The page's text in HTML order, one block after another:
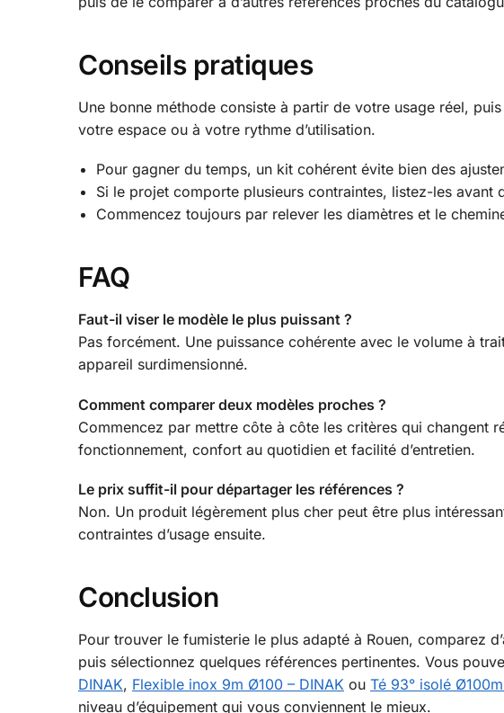
Conseils pratiques
Une bonne méthode consiste à partir de votre usage réel,
votre espace ou à votre rythme d’utilisation.
Pour gagner du temps, un kit cohérent évite bien des
Si le projet comporte plusieurs contraintes, listez-les avant
Commencez toujours par relever les diamètres et le
FAQ
Faut-il viser le modèle le plus puissant ?
Pas forcément. Une puissance cohérente avec le volume à
appareil surdimensionné.
Comment comparer deux modèles proches ?
Commencez par mettre côte à côte les critères qui changent
fonctionnement, confort au quotidien et facilité d’entretien.
Le prix suffit-il pour départager les références ?
Non. Un produit légèrement plus cher peut être plus
contraintes d’usage ensuite.
Conclusion
Pour trouver le fumisterie le plus adapté à Rouen, comparez
puis sélectionnez quelques références pertinentes. Vous
DINAK, Flexible inox 9m Ø100 – DINAK ou Té 93° isolé
niveau d’équipement qui vous conviennent le mieux.